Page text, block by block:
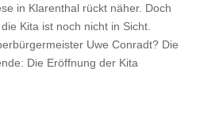
in Klarenthal rückt näher. Doch
Kita ist noch nicht in Sicht.
Uwe Conradt? Die
Die Eröffnung der Kita